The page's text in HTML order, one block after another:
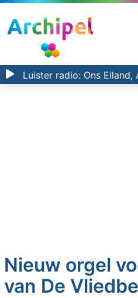
Luister radio: Ons
Nieuw orgel
van De